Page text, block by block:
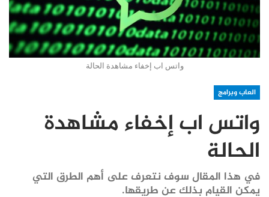
واتس اب إخفاء مشاهدة الحالة
العاب وبرامج
واتس اب إخفاء مشاهدة
الحالة
في هذا المقال سوف نتعرف على أهم الطرق التي
يمكن القيام بذلك عن طريقها.